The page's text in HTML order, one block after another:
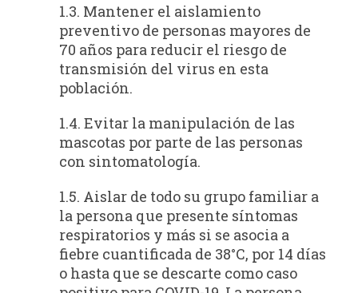
1.3. Mantener el aislamiento
preventivo de personas mayores de
70 años para reducir el riesgo de
transmisión del virus en esta
población.
1.4. Evitar la manipulación de las
mascotas por parte de las personas
con sintomatología.
1.5. Aislar de todo su grupo familiar a
la persona que presente síntomas
respiratorios y más si se asocia a
fiebre cuantificada de 38°C, por 14 días
o hasta que se descarte como caso